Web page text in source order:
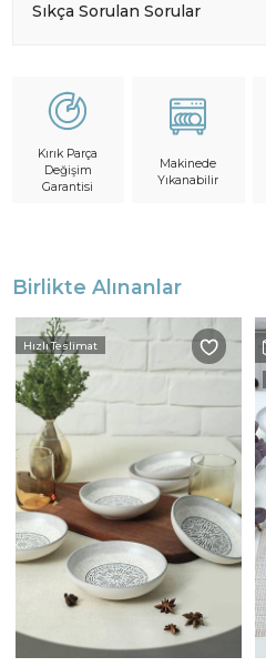
Sıkça Sorulan Sorular
Kırık Parça
Değişim
Garantisi
Makinede
Yıkanabilir
Birlikte Alınanlar
Hızlı Teslimat